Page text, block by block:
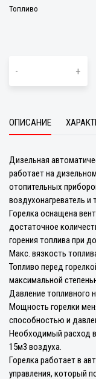
Топливо
- +
ОПИСАНИЕ
Дизельная
работает на
отопительных
воздухонагреватель и
Горелка оснащена
достаточное
горения топлива при
Макс. вязкость
Топливо перед
максимальной
Давление топливного
Мощность горелки
способностью и
Необходимый расход
15м3 воздуха.
Горелка работает в
управления, который